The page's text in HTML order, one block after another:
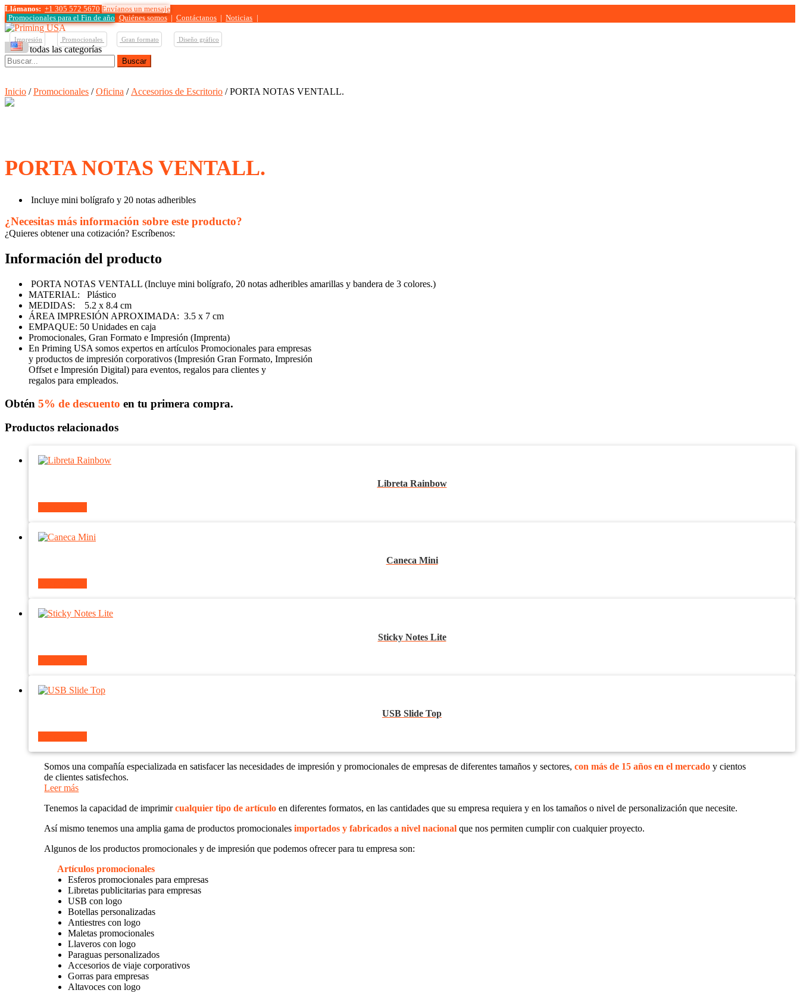
Llámanos: +1 305 572 5670 Envíanos un mensaje
Promocionales para elFin de año Quiénes somos Contáctanos Noticias
Impresión Promocionales Gran formato Diseño gráfico
Ver todas las categorías
Buscar:
Inicio /Promocionales /Oficina / Accesorios de Escritorio / PORTA NOTAS VENTALL.
PORTA NOTAS VENTALL.
Incluye mini bolígrafo y 20 notas adheribles
¿Necesitas más información sobre este producto?
¿Quieres obtener una cotización? Escríbenos:
Información del producto
PORTA NOTAS VENTALL (Incluye mini bolígrafo, 20 notas adheribles amarillas y bandera de 3 colores.)
MATERIAL: Plástico
MEDIDAS: 5.2 x 8.4 cm
ÁREA IMPRESIÓN APROXIMADA: 3.5 x 7 cm
EMPAQUE: 50 Unidades en caja
Promocionales, Gran Formato e Impresión (Imprenta)
En Priming USA somos expertos en artículos Promocionales para empresas
y productos de impresión corporativos (Impresión Gran Formato, Impresión
Offset e Impresión Digital) para eventos, regalos para clientes y
regalos para empleados.
Obtén 5% de descuento en tu primera compra.
Productos relacionados
Libreta Rainbow
Caneca Mini
Sticky Notes Lite
USB Slide Top
Somos una compañía especializada en satisfacer las necesidades de impresión y promocionales de empresas de diferentes tamaños y sectores,con más de 15 años en el mercado y cientos
de clientes satisfechos.
Leer más
Tenemos la capacidad de imprimircualquier tipo de artículo en diferentes formatos, en las cantidades que su empresa requiera y en los tamaños o nivel de personalización que necesite.
Así mismo tenemos una amplia gama de productos promocionalesimportados y fabricados a nivel nacional que nos permiten cumplir con cualquier proyecto.
Algunos de los productos promocionales y de impresión que podemos ofrecer para tu empresa son:
Artículos promocionales
Esferos promocionales para empresas
Libretas publicitarias para empresas
USB con logo
Botellas personalizadas
Antiestres con logo
Maletas promocionales
Llaveros con logo
Paraguas personalizados
Accesorios de viaje corporativos
Gorras para empresas
Altavoces con logo